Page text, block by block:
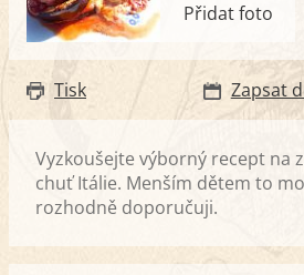
Přidat foto
Tisk Zapsat
Vyzkoušejte výborný recept na
chuť Itálie. Menším dětem to
rozhodně doporučuji.